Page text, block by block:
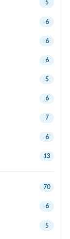
5
6
6
6
5
6
7
6
13
70
6
5